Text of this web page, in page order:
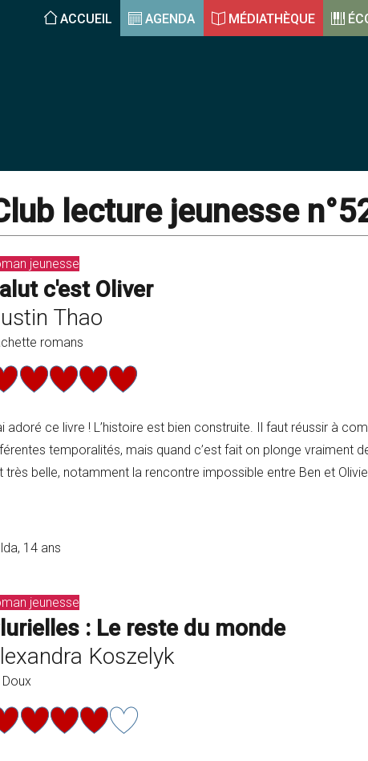
ACCUEIL AGENDA MÉDIATHÈQUE
lecture jeunesse
jeunesse
c'est Oliver
Thao
romans
adoré ce livre ! L’histoire est bien construite. Il faut réussir à
temporalités, mais quand c’est fait on plonge vraiment
très belle, notamment la rencontre impossible entre Ben et
14 ans
jeunesse
: Le reste du monde
Koszelyk
Doux